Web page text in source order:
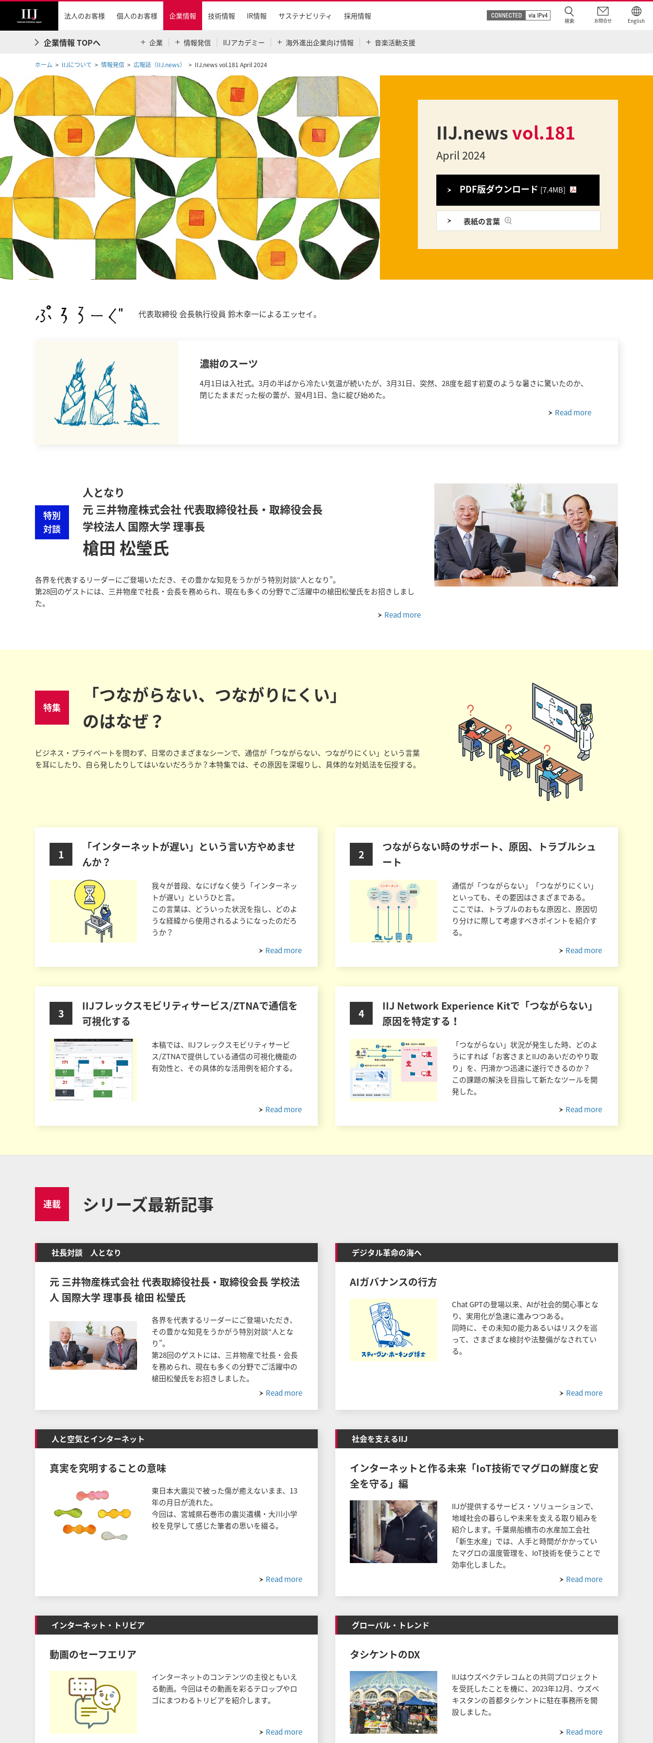
法人のお客様 個人のお客様 企業情報 技術情報 IR情報 サステナビリティ 採用情報
検索 お問合せ English
企業情報 TOPへ 企業 情報発信 IIJアカデミー 海外進出企業向け情報 音楽活動支援
ホーム IIJについて 情報発信 広報誌（IIJ.news） IIJ.news vol.181 April 2024
IIJ.newsvol.181
April 2024
PDF版ダウンロード [7.4MB]
表紙の言葉
代表取締役 会長執行役員 鈴木幸一によるエッセイ。
濃紺のスーツ
4月1日は入社式。3月の半ばから冷たい気温が続いたが、3月31日、突然、28度を超す初夏のような暑さに驚いたのか、
閉じたままだった桜の蕾が、翌4月1日、急に綻び始めた。
Read more
特別
対談
人となり
元 三井物産株式会社 代表取締役社長・取締役会長
学校法人 国際大学 理事長
槍田 松瑩氏
各界を代表するリーダーにご登場いただき、その豊かな知見をうかがう特別対談“人となり”。
第28回のゲストには、三井物産で社長・会長を務められ、現在も多くの分野でご活躍中の槍田松瑩氏をお招きしまし
た。
Read more
特集
「つながらない、つながりにくい」
のはなぜ？
ビジネス・プライベートを問わず、日常のさまざまなシーンで、通信が「つながらない、つながりにくい」という言葉
を耳にしたり、自ら発したりしてはいないだろうか？本特集では、その原因を深堀りし、具体的な対処法を伝授する。
1
「インターネットが遅い」という言い方やめませ
んか？
我々が普段、なにげなく使う「インターネッ
トが遅い」というひと言。
この言葉は、どういった状況を指し、どのよ
うな経緯から使用されるようになったのだろ
うか？
Read more
2
つながらない時のサポート、原因、トラブルシュ
ート
通信が「つながらない」「つながりにくい」
といっても、その要因はさまざまである。
ここでは、トラブルのおもな原因と、原因切
り分けに際して考慮すべきポイントを紹介す
る。
Read more
3
IIJフレックスモビリティサービス/ZTNAで通信を
可視化する
本稿では、IIJフレックスモビリティサービ
ス/ZTNAで提供している通信の可視化機能の
有効性と、その具体的な活用例を紹介する。
Read more
4
IIJ Network Experience Kitで「つながらない」
原因を特定する！
「つながらない」状況が発生した時、どのよ
うにすれば「お客さまとIIJのあいだのやり取
り」を、円滑かつ迅速に遂行できるのか？
この課題の解決を目指して新たなツールを開
発した。
Read more
連載 シリーズ最新記事
社長対談 人となり
元 三井物産株式会社 代表取締役社長・取締役会長 学校法
人 国際大学 理事長 槍田 松瑩氏
各界を代表するリーダーにご登場いただき、
その豊かな知見をうかがう特別対談“人とな
り”。
第28回のゲストには、三井物産で社長・会長
を務められ、現在も多くの分野でご活躍中の
槍田松瑩氏をお招きしました。
Read more
デジタル革命の海へ
AIガバナンスの行方
Chat GPTの登場以来、AIが社会的関心事とな
り、実用化が急速に進みつつある。
同時に、その未知の能力あるいはリスクを巡
って、さまざまな検討や法整備がなされてい
る。
Read more
人と空気とインターネット
真実を究明することの意味
東日本大震災で被った傷が癒えないまま、13
年の月日が流れた。
今回は、宮城県石巻市の震災遺構・大川小学
校を見学して感じた筆者の思いを綴る。
Read more
社会を支えるIIJ
インターネットと作る未来「IoT技術でマグロの鮮度と安
全を守る」編
IIJが提供するサービス・ソリューションで、
地域社会の暮らしや未来を支える取り組みを
紹介します。千葉県船橋市の水産加工会社
「新生水産」では、人手と時間がかかってい
たマグロの温度管理を、IoT技術を使うことで
効率化しました。
Read more
インターネット・トリビア
動画のセーフエリア
インターネットのコンテンツの主役ともいえ
る動画。今回はその動画を彩るテロップやロ
ゴにまつわるトリビアを紹介します。
Read more
グローバル・トレンド
タシケントのDX
IIJはウズベクテレコムとの共同プロジェクト
を受託したことを機に、2023年12月、ウズベ
キスタンの首都タシケントに駐在事務所を開
設しました。
Read more